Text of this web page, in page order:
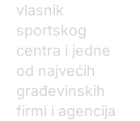
vlasnik
sportskog
centra i jedne
od najvećih
građevinskih
firmi i agencija